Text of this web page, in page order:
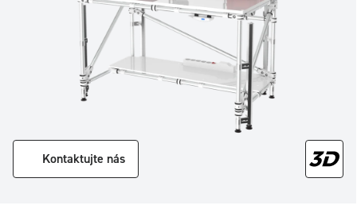
Kontaktujte nás